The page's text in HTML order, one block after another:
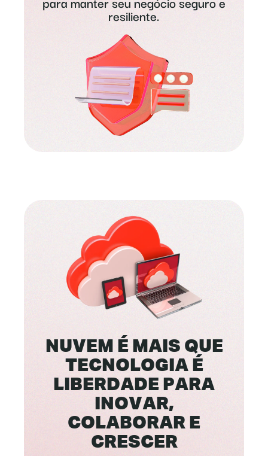
resiliente.
NUVEM É MAIS QUE
TECNOLOGIA É
LIBERDADE PARA
INOVAR,
COLABORAR E
CRESCER